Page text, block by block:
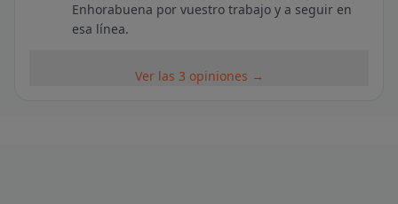
Enhorabuena por vuestro trabajo y a seguir en
esa línea.
Ver las 3 opiniones →